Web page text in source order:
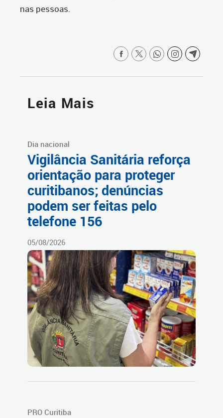
nas pessoas.
Leia Mais
Dia nacional
Vigilância Sanitária reforça
orientação para proteger
curitibanos; denúncias
podem ser feitas pelo
telefone 156
05/08/2026
PRO Curitiba